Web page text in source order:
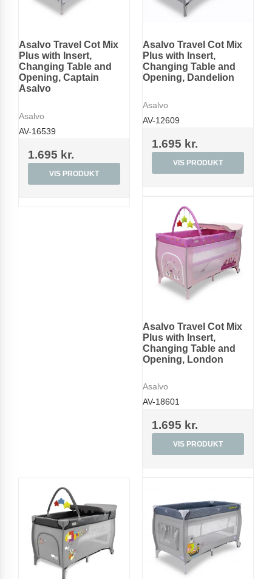
Asalvo Travel Cot Mix
Plus with Insert,
Changing Table and
Opening, Captain
Asalvo
Asalvo
AV-16539
1.695 kr.
VIS PRODUKT
Asalvo Travel Cot Mix
Plus with Insert,
Changing Table and
Opening, Dandelion
Asalvo
AV-12609
1.695 kr.
VIS PRODUKT
Asalvo Travel Cot Mix
Plus with Insert,
Changing Table and
Opening, London
Asalvo
AV-18601
1.695 kr.
VIS PRODUKT